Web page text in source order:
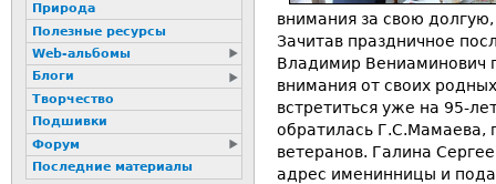
внимания за свою
Зачитав праздничное
Владимир Вениаминович
внимания от своих
встретиться уже на 95-
обратилась Г.С.Мамаева,
ветеранов. Галина
адрес именинницы и
Природа
Полезные ресурсы
Web-альбомы
Блоги
Творчество
Подшивки
Форум
Последние материалы